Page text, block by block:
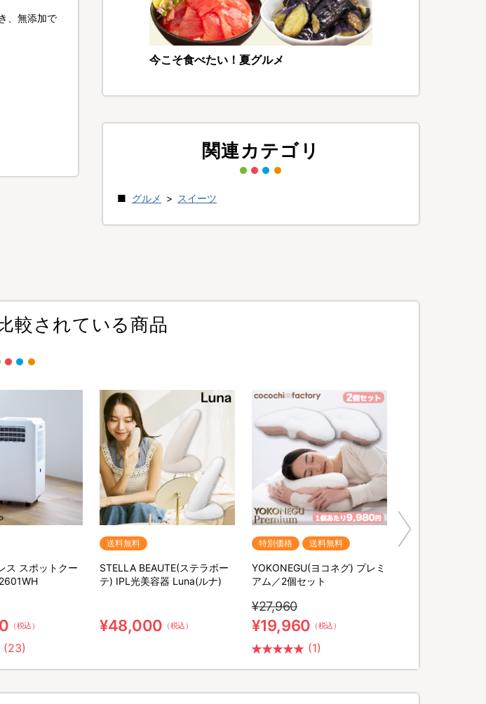
、無添加で
今こそ食べたい！夏グルメ
関連カテゴリ
グルメ > スイーツ
較されている商品
ス スポットクー
（税込）
(23)
送料無料
STELLA BEAUTE(ステラボー
テ) IPL光美容器 Luna(ルナ)
¥48,000 （税込）
特別価格 送料無料
YOKONEGU(ヨコネグ) プレミ
アム／2個セット
¥27,960
¥19,960 （税込）
(1)